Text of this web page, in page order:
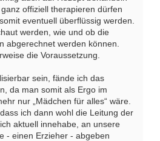
offiziell therapieren dürfen
eventuell überflüssig werden.
werden, wie und ob die
abgerechnet werden können.
die Voraussetzung.
sein, fände ich das
da man somit als Ergo im
nur „Mädchen für alles“ wäre.
ich dann wohl die Leitung der
aktuell innehabe, an unsere
- einen Erzieher - abgeben